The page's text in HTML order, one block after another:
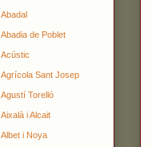
Abadal
Abadia de Poblet
Acústic
Agrícola Sant Josep
Agustí Torelló
Aixalà i Alcait
Albet i Noya